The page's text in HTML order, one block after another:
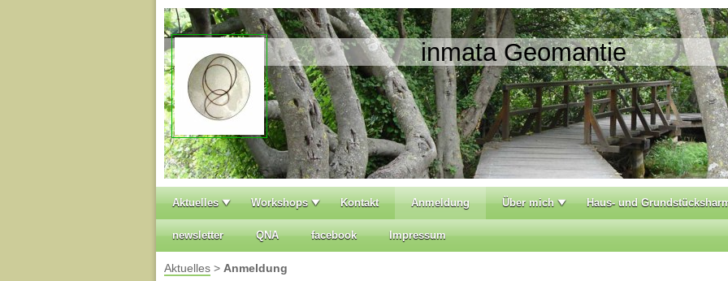
inmata Geomantie
Aktuelles Workshops Kontakt Anmeldung Über mich Haus- und
newsletter QNA facebook Impressum
Aktuelles > Anmeldung